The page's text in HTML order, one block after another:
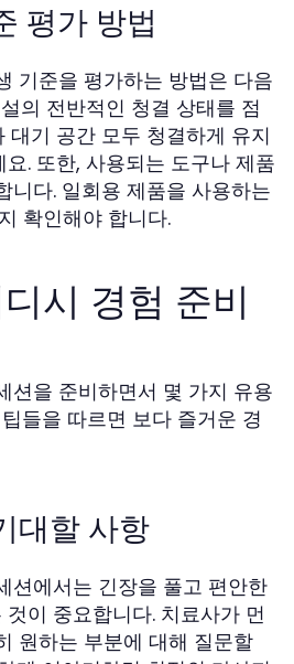
평가 방법
기준을 평가하는 방법은 다음
의 전반적인 청결 상태를 점
대기 공간 모두 청결하게 유지
. 또한, 사용되는 도구나 제품
니다. 일회용 제품을 사용하는
확인해야 합니다.
시 경험 준비
션을 준비하면서 몇 가지 유용
들을 따르면 보다 즐거운 경
대할 사항
션에서는 긴장을 풀고 편안한
이 중요합니다. 치료사가 먼
원하는 부분에 대해 질문할